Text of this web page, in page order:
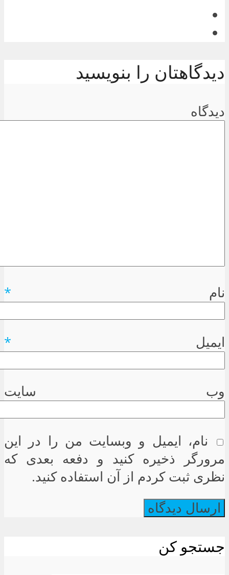
دیدگاهتان را بنویسید
دیدگاه
نام *
ایمیل *
وب سایت
نام، ایمیل و وبسایت من را در این
مرورگر ذخیره کنید و دفعه بعدی که
نظری ثبت کردم از آن استفاده کنید.
جستجو کن